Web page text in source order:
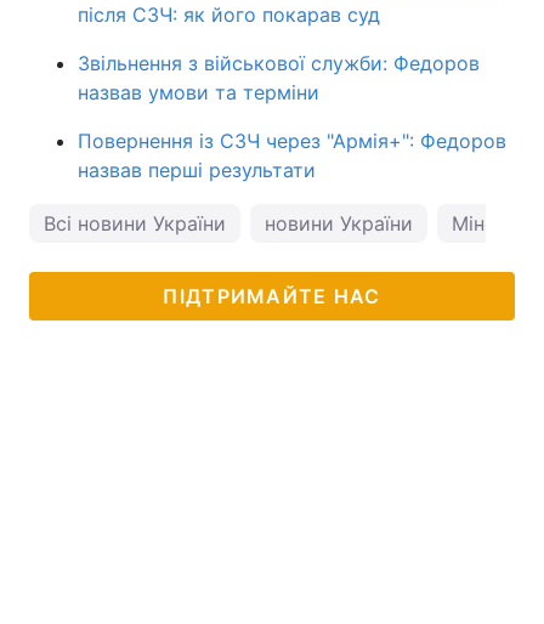
після СЗЧ: як його покарав суд
Звільнення з військової служби: Федоров
назвав умови та терміни
Повернення із СЗЧ через "Армія+": Федоров
назвав перші результати
Всі новини України новини України
ПІДТРИМАЙТЕ НАС